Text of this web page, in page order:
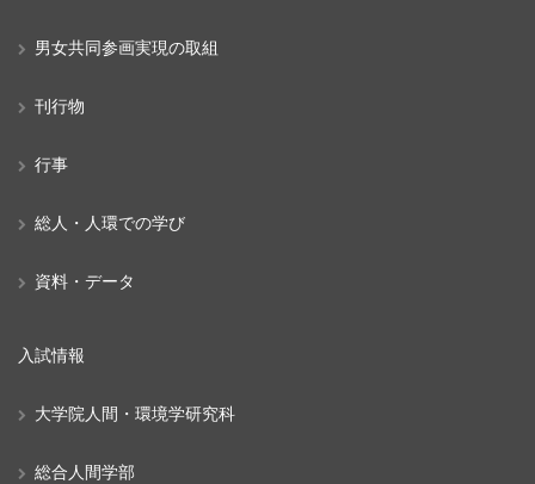
男女共同参画実現の取組
刊行物
行事
総人・人環での学び
資料・データ
入試情報
大学院人間・環境学研究科
総合人間学部